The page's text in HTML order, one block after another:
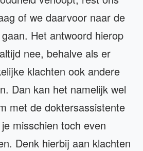
of we daarvoor naar de
Het antwoord hierop
nee, behalve als er
klachten ook andere
Dan kan het namelijk wel
met de doktersassistente
misschien toch even
Denk hierbij aan klachten